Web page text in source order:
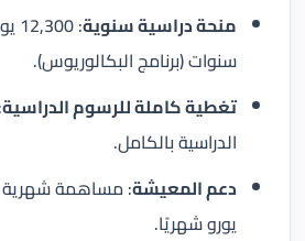
منحة دراسية سنوية
سنوات (برنامج البكالوريوس).
تغطية كاملة للرسوم الدراسية
الدراسية بالكامل.
دعم المعيشة
يورو شهريًا.